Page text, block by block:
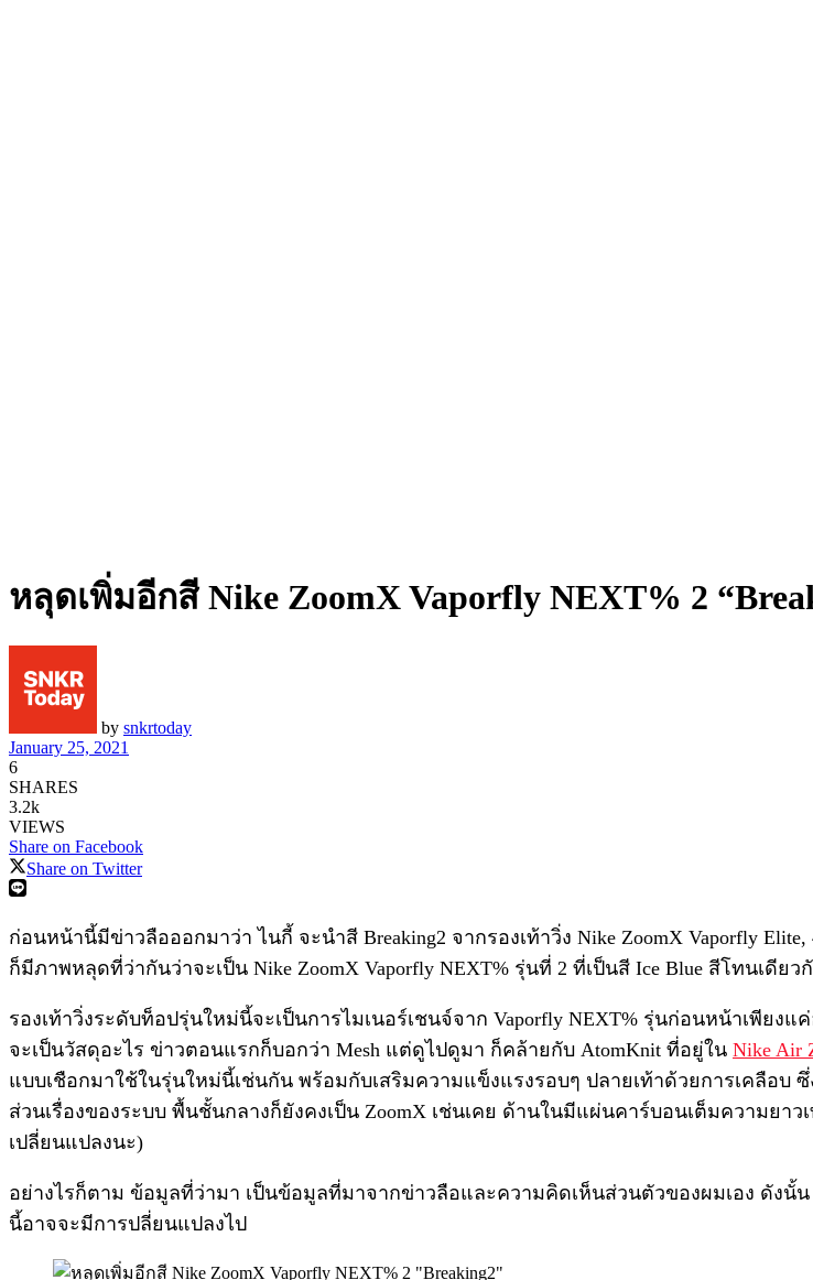
หลุดเพิ่มอีกสี Nike ZoomX Vaporfly NEXT% 2
by snkrtoday
January 25, 2021
6
SHARES
3.2k
VIEWS
Share on Facebook
Share on Twitter
ก่อนหน้านี้มีข่าวลือออกมาว่า ไนกี้ จะนำสี Breaking2 จากรองเท้าวิ่ง Nike ZoomX Vaporfly Elite,
ก็มีภาพหลุดที่ว่ากันว่าจะเป็น Nike ZoomX Vaporfly NEXT% รุ่นที่ 2 ที่เป็นสี Ice Blue สีโทนเดีย
รองเท้าวิ่งระดับท็อปรุ่นใหม่นี้จะเป็นการไมเนอร์เชนจ์จาก Vaporfly NEXT% รุ่นก่อนหน้าเพียงแ
จะเป็นวัสดุอะไร ข่าวตอนแรกก็บอกว่า Mesh แต่ดูไปดูมา ก็คล้ายกับ AtomKnit ที่อยู่ใน Nike Air
แบบเชือกมาใช้ในรุ่นใหม่นี้เช่นกัน พร้อมกับเสริมความแข็งแรงรอบๆ ปลายเท้าด้วยการเคลือบ
ส่วนเรื่องของระบบ พื้นชั้นกลางก็ยังคงเป็น ZoomX เช่นเคย ด้านในมีแผ่นคาร์บอนเต็มความยา
เปลี่ยนแปลงนะ)
อย่างไรก็ตาม ข้อมูลที่ว่ามา เป็นข้อมูลที่มาจากข่าวลือและความคิดเห็นส่วนตัวของผมเอง ดังนั้
นี้อาจจะมีการปลี่ยนแปลงไป